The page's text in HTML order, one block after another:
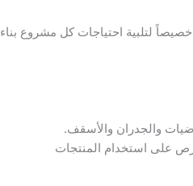
لتلبية احتياجات كل مشروع بناء
والجدران والأسقف.
على استخدام المنتجات